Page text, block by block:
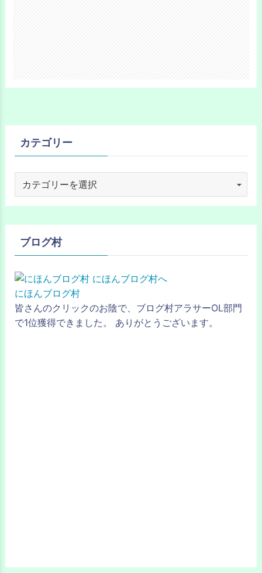
カテゴリー
ブログ村
にほんブログ村
皆さんのクリックのお陰で、ブログ村アラサーOL部門
で1位獲得できました。 ありがとうございます。